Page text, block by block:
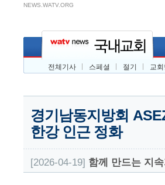
NEWS.WATV.ORG
전체기사 스페셜 절기 교
경기남동지방회
한강 인근 정화
[2026-04-19] 함께 만드는 지